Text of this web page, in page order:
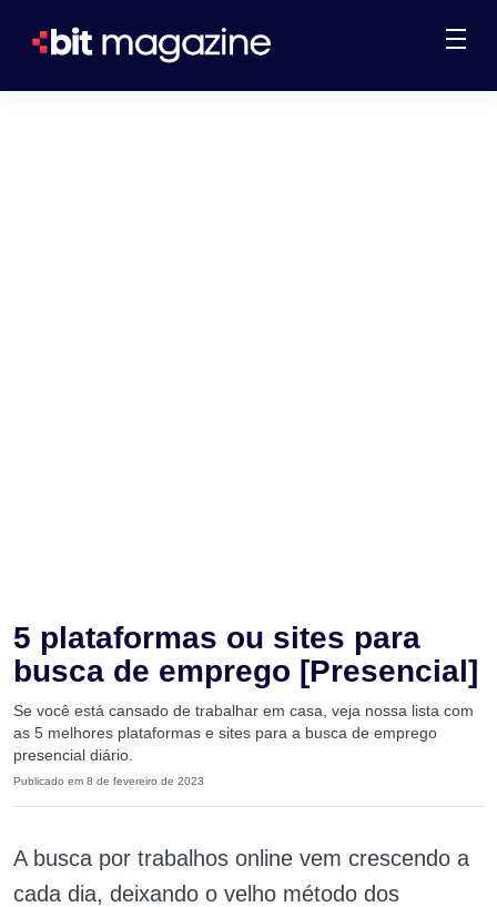
5 plataformas ou sites para
busca de emprego [Presencial]
Se você está cansado de trabalhar em casa, veja nossa lista com
as 5 melhores plataformas e sites para a busca de emprego
presencial diário.
Publicado em 8 de fevereiro de 2023
A busca por trabalhos online vem crescendo a
cada dia, deixando o velho método dos